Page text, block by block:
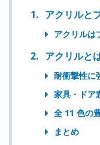
アクリルと
アクリルは
アクリルと
耐衝撃性に
家具・ドア
全 11 色の
まとめ